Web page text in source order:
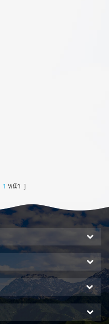
1 หน้า ]